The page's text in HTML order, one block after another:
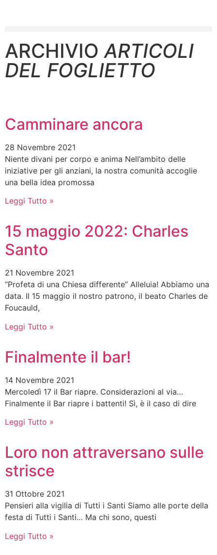
ARCHIVIOARTICOLI
DEL FOGLIETTO
Camminare ancora
28 Novembre 2021
Niente divani per corpo e anima Nell’ambito delle
iniziative per gli anziani, la nostra comunità accoglie
una bella idea promossa
Leggi Tutto »
15 maggio 2022: Charles
Santo
21 Novembre 2021
“Profeta di una Chiesa differente” Alleluia! Abbiamo una
data. Il 15 maggio il nostro patrono, il beato Charles de
Foucauld,
Leggi Tutto »
Finalmente il bar!
14 Novembre 2021
Mercoledì 17 il Bar riapre. Considerazioni al via…
Finalmente il Bar riapre i battenti! Sì, è il caso di dire
Leggi Tutto »
Loro non attraversano sulle
strisce
31 Ottobre 2021
Pensieri alla vigilia di Tutti i Santi Siamo alle porte della
fe­sta di Tutti i Santi… Ma chi sono, questi
Leggi Tutto »